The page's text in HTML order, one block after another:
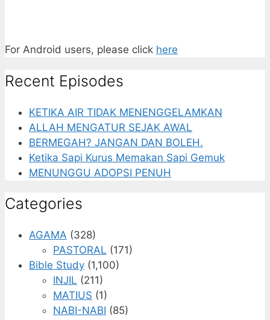
For Android users, please click here
Recent Episodes
KETIKA AIR TIDAK MENENGGELAMKAN
ALLAH MENGATUR SEJAK AWAL
BERMEGAH? JANGAN DAN BOLEH.
Ketika Sapi Kurus Memakan Sapi Gemuk
MENUNGGU ADOPSI PENUH
Categories
AGAMA (328)
PASTORAL (171)
Bible Study (1,100)
INJIL (211)
MATIUS (1)
NABI-NABI (85)